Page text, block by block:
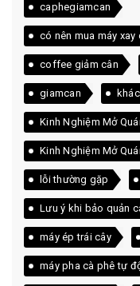
caphegiamcan
có nên mua máy
coffee giảm cân
giamcan
Kinh Nghiệm Mở
Kinh Nghiệm Mở
lỗi thường gặp
Lưu ý khi bảo quản
máy ép trái cây
máy pha cà phê tự